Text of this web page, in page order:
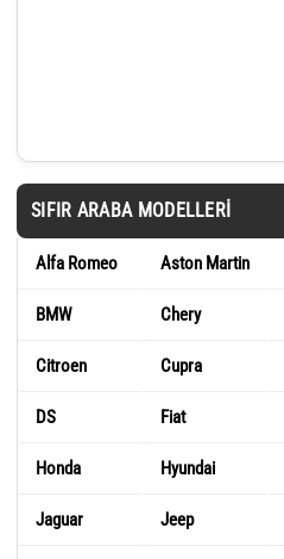
SIFIR ARABA MODELLERI
Alfa Romeo Aston Martin
BMW Chery
Citroen Cupra
DS Fiat
Honda Hyundai
Jaguar Jeep